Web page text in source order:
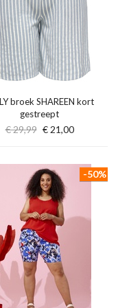
broek SHAREEN kort
gestreept
€ 29,99 € 21,00
-50%